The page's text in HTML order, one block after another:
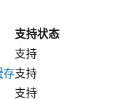
支持状态
支持
存支持
支持